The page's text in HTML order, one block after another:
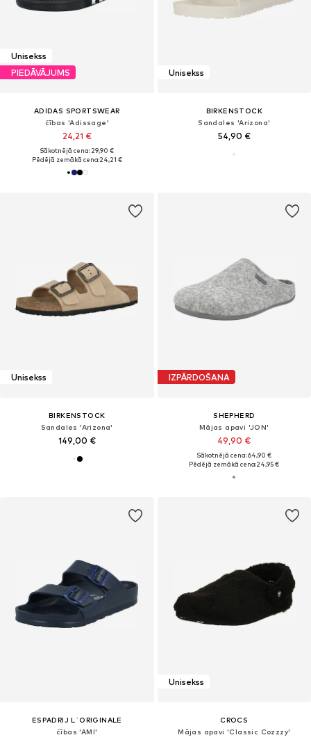
Unisekss
PIEDĀVĀJUMS
ADIDAS SPORTSWEAR
čības 'Adissage'
24,21 €
Sākotnējā cena: 29,90 €
Pēdējā zemākā cena:24,21 €
Unisekss
BIRKENSTOCK
Sandales 'Arizona'
54,90 €
Unisekss
BIRKENSTOCK
Sandales 'Arizona'
149,00 €
IZPĀRDOŠANA
SHEPHERD
Mājas apavi 'JON'
49,90 €
Sākotnējā cena: 64,90 €
Pēdējā zemākā cena:24,95 €
ESPADRIJ L´ORIGINALE
čības 'AMI'
Unisekss
CROCS
Mājas apavi 'Classic Cozzzy'